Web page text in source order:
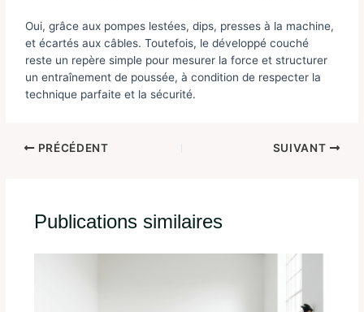
Oui, grâce aux pompes lestées, dips, presses à la machine,
et écartés aux câbles. Toutefois, le développé couché
reste un repère simple pour mesurer la force et structurer
un entraînement de poussée, à condition de respecter la
technique parfaite et la sécurité.
PRÉCÉDENT SUIVANT
Publications similaires